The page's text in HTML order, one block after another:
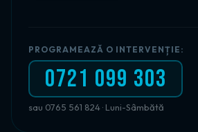
PROGRAMEAZĂ O INTERVENȚIE:
0721 099 303
sau 0765 561 824 · Luni-Sâmbătă